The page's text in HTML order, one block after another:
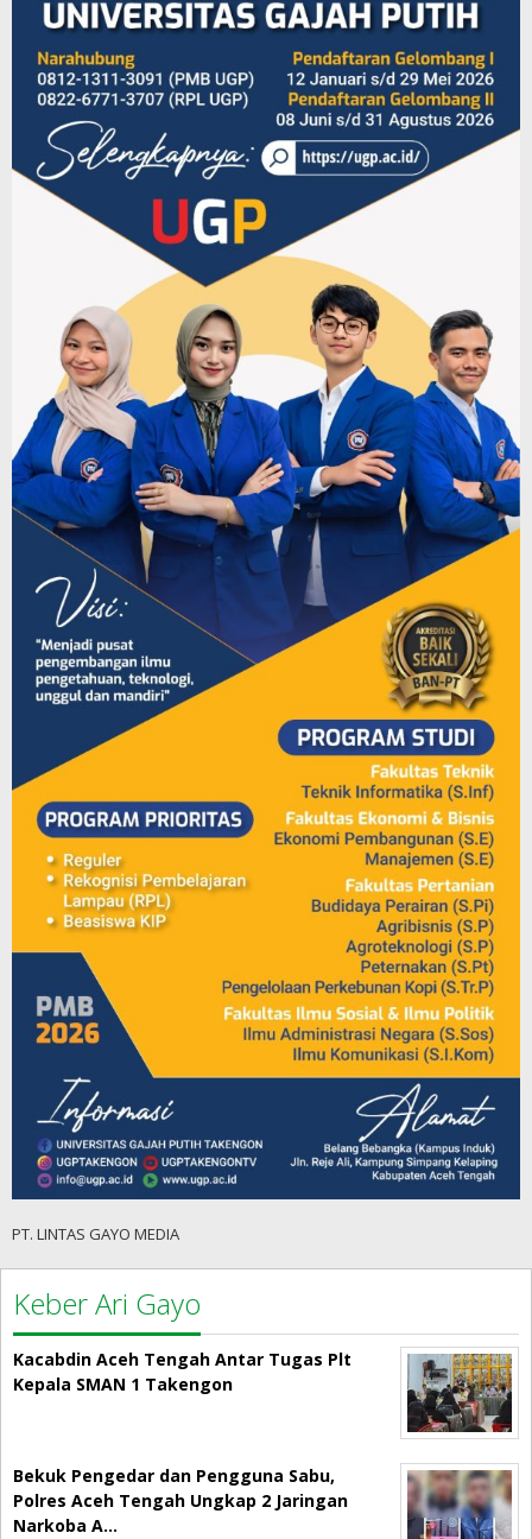
PT. LINTAS GAYO MEDIA
Keber Ari Gayo
Kacabdin Aceh Tengah Antar Tugas Plt
Kepala SMAN 1 Takengon
Bekuk Pengedar dan Pengguna Sabu,
Polres Aceh Tengah Ungkap 2 Jaringan
Narkoba A…